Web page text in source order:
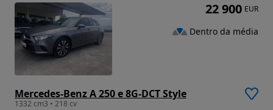
Mercedes-Benz A 250 e 8G-DCT Style
1332 cm3 • 218 cv
22 900 EUR
Dentro da média